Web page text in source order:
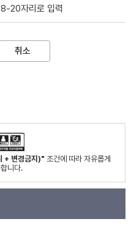
20자리로 입력
취소
+ 변경금지)" 조건에 따라 자유롭게
니다.